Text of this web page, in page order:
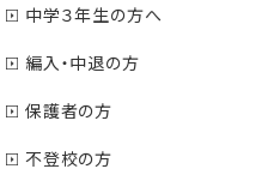
中学３年生の方へ
編入・中退の方
保護者の方
不登校の方